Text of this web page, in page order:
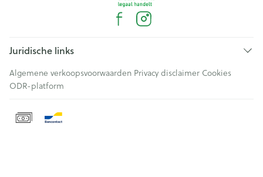
Juridische links
Algemene verkoopsvoorwaarden Privacy disclaimer Cookies
ODR-platform